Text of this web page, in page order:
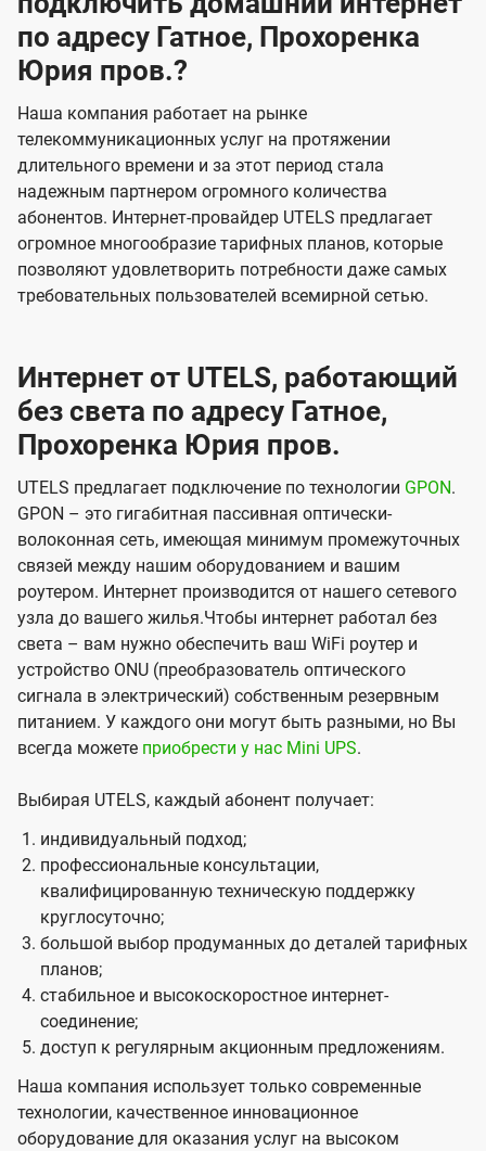
по адресу Гатное, Прохоренка
Юрия пров.?
Наша компания работает на рынке
телекоммуникационных услуг на протяжении
длительного времени и за этот период стала
надежным партнером огромного количества
абонентов. Интернет-провайдер UTELS предлагает
огромное многообразие тарифных планов, которые
позволяют удовлетворить потребности даже самых
требовательных пользователей всемирной сетью.
Интернет от UTELS, работающий
без света по адресу Гатное,
Прохоренка Юрия пров.
UTELS предлагает подключение по технологии GPON.
GPON – это гигабитная пассивная оптически-
волоконная сеть, имеющая минимум промежуточных
связей между нашим оборудованием и вашим
роутером. Интернет производится от нашего сетевого
узла до вашего жилья.Чтобы интернет работал без
света – вам нужно обеспечить ваш WiFi роутер и
устройство ONU (преобразователь оптического
сигнала в электрический) собственным резервным
питанием. У каждого они могут быть разными, но Вы
всегда можете приобрести у нас Mini UPS.
Выбирая UTELS, каждый абонент получает:
индивидуальный подход;
профессиональные консультации,
квалифицированную техническую поддержку
круглосуточно;
большой выбор продуманных до деталей тарифных
планов;
стабильное и высокоскоростное интернет-
соединение;
доступ к регулярным акционным предложениям.
Наша компания использует только современные
технологии, качественное инновационное
оборудование для оказания услуг на высоком